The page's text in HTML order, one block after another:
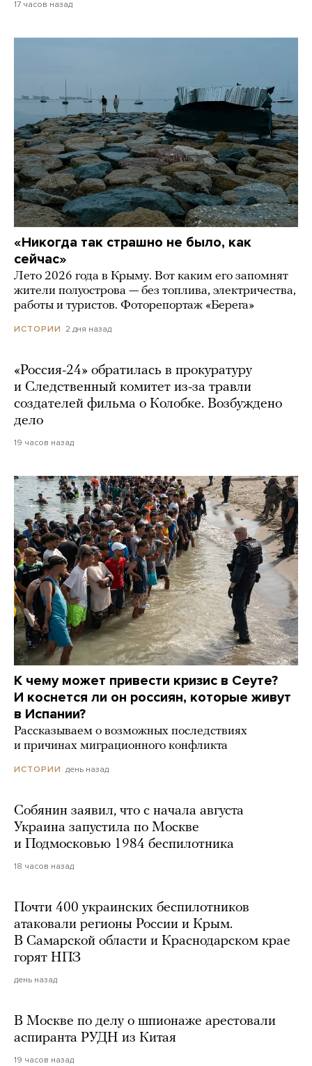
17 часов назад
«Никогда так страшно не было, как
сейчас»
Лето 2026 года в Крыму. Вот каким его запомнят
жители полуострова — без топлива, электричества,
работы и туристов. Фоторепортаж «Берега»
ИСТОРИИ 2 дня назад
«Россия-24» обратилась в прокуратуру
и Следственный комитет из-за травли
создателей фильма о Колобке. Возбуждено
дело
19 часов назад
К чему может привести кризис в Сеуте?
И коснется ли он россиян, которые живут
в Испании?
Рассказываем о возможных последствиях
и причинах миграционного конфликта
ИСТОРИИ день назад
Собянин заявил, что с начала августа
Украина запустила по Москве
и Подмосковью 1984 беспилотника
18 часов назад
Почти 400 украинских беспилотников
атаковали регионы России и Крым.
В Самарской области и Краснодарском крае
горят НПЗ
день назад
В Москве по делу о шпионаже арестовали
аспиранта РУДН из Китая
19 часов назад